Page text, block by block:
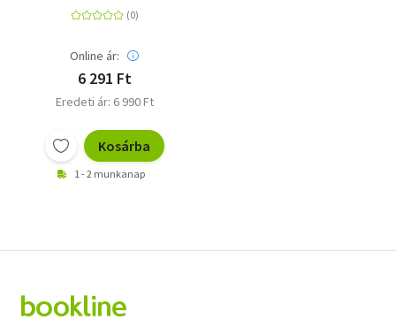
természetesen
Online ár:
6 291 Ft
Eredeti ár: 6 990 Ft
Kosárba
1 - 2 munkanap